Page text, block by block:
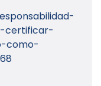
certificar-
como-